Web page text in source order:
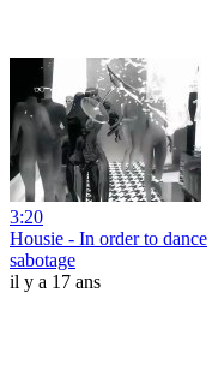
3:20
Housie - In order to dance
sabotage
il y a 17 ans